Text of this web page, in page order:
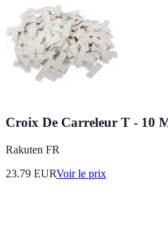
Croix De Carreleur T - 10
Rakuten FR
23.79 EURVoir le prix